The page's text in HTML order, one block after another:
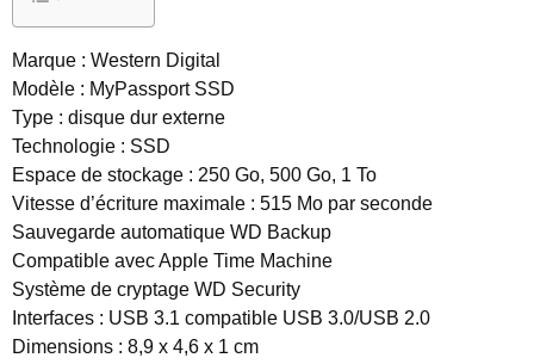
Marque : Western Digital
Modèle : MyPassport SSD
Type : disque dur externe
Technologie : SSD
Espace de stockage : 250 Go, 500 Go, 1 To
Vitesse d’écriture maximale : 515 Mo par seconde
Sauvegarde automatique WD Backup
Compatible avec Apple Time Machine
Système de cryptage WD Security
Interfaces : USB 3.1 compatible USB 3.0/USB 2.0
Dimensions : 8,9 x 4,6 x 1 cm